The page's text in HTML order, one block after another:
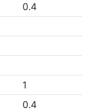
0.4
1
0.4